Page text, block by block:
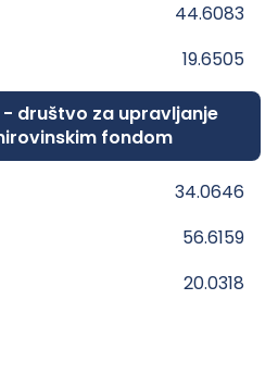
44.6083
19.6505
- društvo za upravljanje
fondom
34.0646
56.6159
20.0318